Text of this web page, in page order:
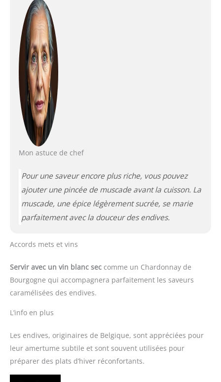
Mon astuce de chef
Pour une saveur encore plus riche, vous pouvez
ajouter une pincée de muscade avant la cuisson. La
muscade, une épice légèrement sucrée, se marie
parfaitement avec la douceur des endives.
Accords mets et vins
Servir avec un vin blanc sec comme un Chardonnay de
Bourgogne qui accompagnera parfaitement les saveurs
caramélisées des endives.
L’info en plus
Les endives, originaires de Belgique, sont appréciées pour
leur amertume subtile et sont souvent utilisées pour
préparer des plats d’hiver réconfortants.